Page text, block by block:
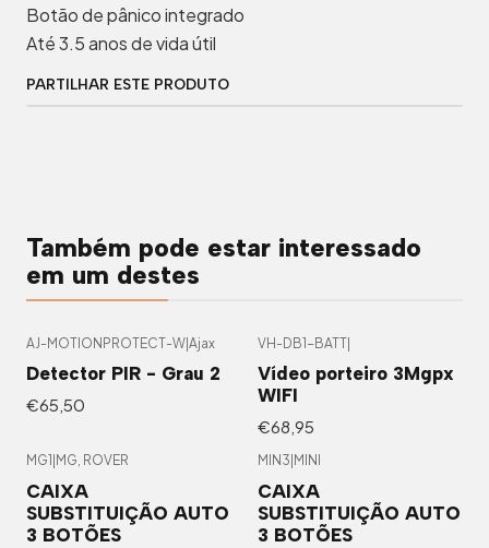
Botão de pânico integrado
Até 3.5 anos de vida útil
PARTILHAR ESTE PRODUTO
Também pode estar interessado
em um destes
AJ-MOTIONPROTECT-W Ajax
Detector PIR - Grau 2
€65,50
VH-DB1-BATT
Vídeo porteiro 3Mgpx
WIFI
€68,95
MG1 MG, ROVER
CAIXA
SUBSTITUIÇÃO AUTO
3 BOTÕES
MIN3 MINI
CAIXA
SUBSTITUIÇÃO AUTO
3 BOTÕES